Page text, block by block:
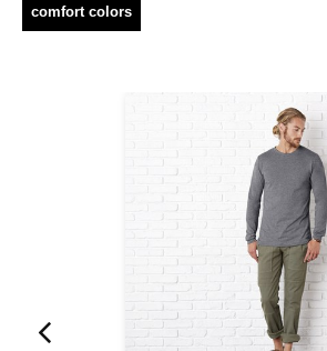
comfort colors